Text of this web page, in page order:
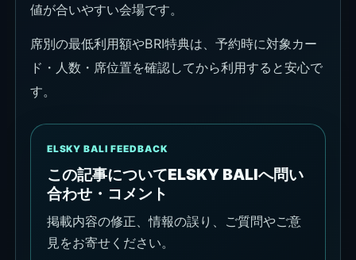
値が合いやすい会場です。
席別の最低利用額やBRI特典は、予約時に対象カー
ド・人数・席位置を確認してから利用すると安心で
す。
ELSKY BALI FEEDBACK
この記事についてELSKY BALIへ問い
合わせ・コメント
掲載内容の修正、情報の誤り、ご質問やご意
見をお寄せください。